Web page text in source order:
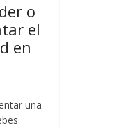
o
el
en
una